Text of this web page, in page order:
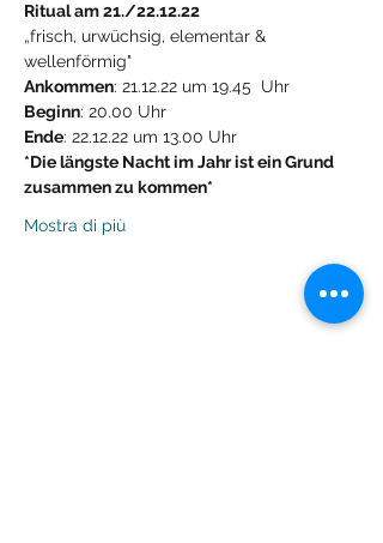
Ritual am 21./22.12.22
„frisch, urwüchsig, elementar &
wellenförmig"
Ankommen: 21.12.22 um 19.45  Uhr
Beginn: 20.00 Uhr
Ende: 22.12.22 um 13.00 Uhr
*Die längste Nacht im Jahr ist ein Grund
zusammen zu kommen*
Mostra di più